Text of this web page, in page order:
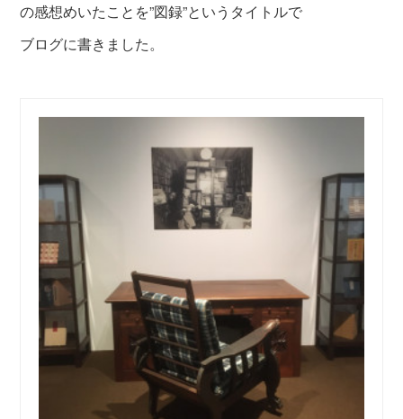
の感想めいたことを”図録”というタイトルで
ブログに書きました。